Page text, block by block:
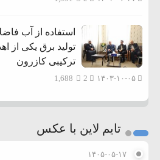
استفاده از آب
تولید برق یکی از
ترکیبی کازرون
۱۴۰۳-۱۰-۰۵ 1,688
تایم لاین با عکس
۱۴۰۵-۰۵-۱۷